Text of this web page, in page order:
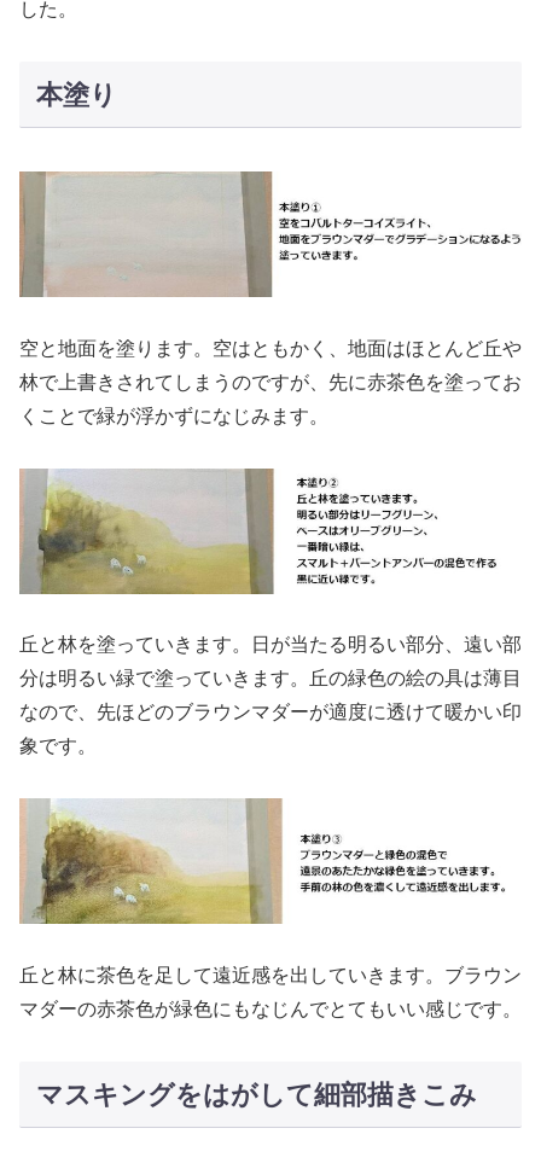
した。
本塗り
空と地面を塗ります。空はともかく、地面はほとんど丘や
林で上書きされてしまうのですが、先に赤茶色を塗ってお
くことで緑が浮かずになじみます。
丘と林を塗っていきます。日が当たる明るい部分、遠い部
分は明るい緑で塗っていきます。丘の緑色の絵の具は薄目
なので、先ほどのブラウンマダーが適度に透けて暖かい印
象です。
丘と林に茶色を足して遠近感を出していきます。ブラウン
マダーの赤茶色が緑色にもなじんでとてもいい感じです。
マスキングをはがして細部描きこみ